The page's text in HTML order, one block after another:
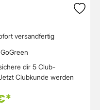
versandfertig
dir 5 Club-
Clubkunde werden